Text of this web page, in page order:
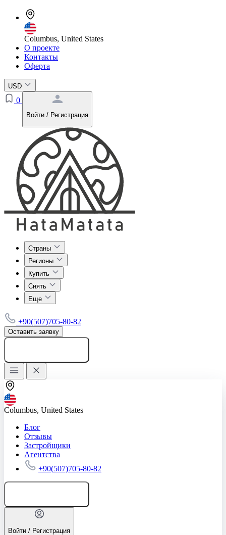
Columbus, United States
О проекте
Контакты
Оферта
USD
0
Войти / Регистрация
Страны
Регионы
Купить
Снять
Еще
+90(507)705-80-82
Оставить заявку
Columbus, United States
Блог
Отзывы
Застройщики
Агентства
+90(507)705-80-82
Войти / Регистрация